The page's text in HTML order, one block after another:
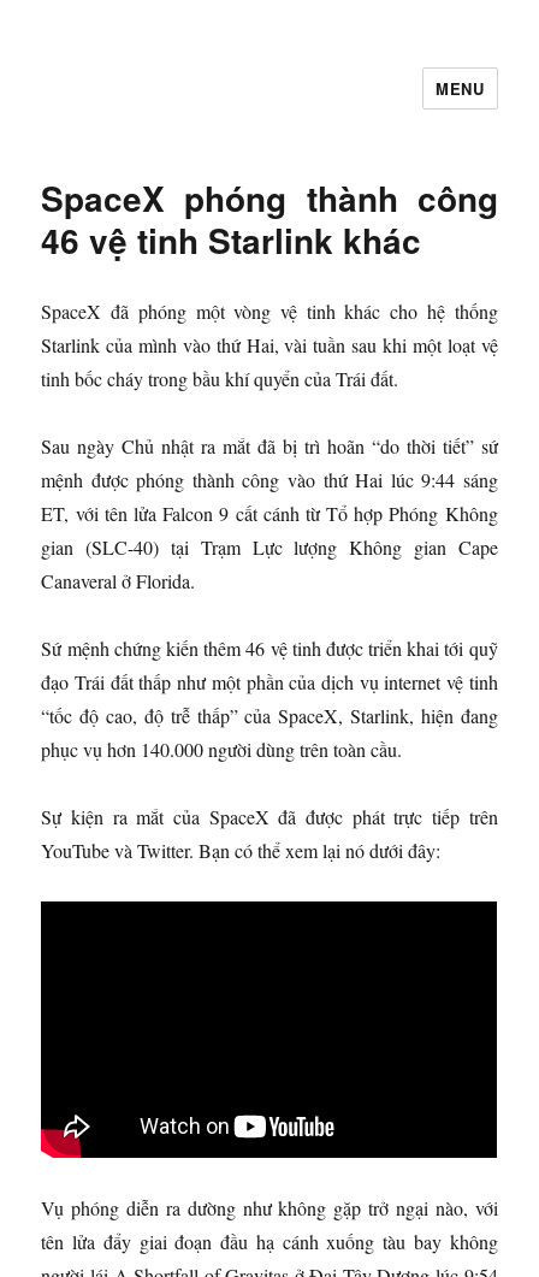
MENU
SpaceX phóng thành công
46 vệ tinh Starlink khác
SpaceX đã phóng một vòng vệ tinh khác cho hệ thống
Starlink của mình vào thứ Hai, vài tuần sau khi một loạt vệ
tinh bốc cháy trong bầu khí quyển của Trái đất.
Sau ngày Chủ nhật ra mắt đã bị trì hoãn “do thời tiết” sứ
mệnh được phóng thành công vào thứ Hai lúc 9:44 sáng
ET, với tên lửa Falcon 9 cất cánh từ Tổ hợp Phóng Không
gian (SLC-40) tại Trạm Lực lượng Không gian Cape
Canaveral ở Florida.
Sứ mệnh chứng kiến ​​thêm 46 vệ tinh được triển khai tới quỹ
đạo Trái đất thấp như một phần của dịch vụ internet vệ tinh
“tốc độ cao, độ trễ thấp” của SpaceX, Starlink, hiện đang
phục vụ hơn 140.000 người dùng trên toàn cầu.
Sự kiện ra mắt của SpaceX đã được phát trực tiếp trên
YouTube và Twitter. Bạn có thể xem lại nó dưới đây:
Vụ phóng diễn ra dường như không gặp trở ngại nào, với
tên lửa đẩy giai đoạn đầu hạ cánh xuống tàu bay không